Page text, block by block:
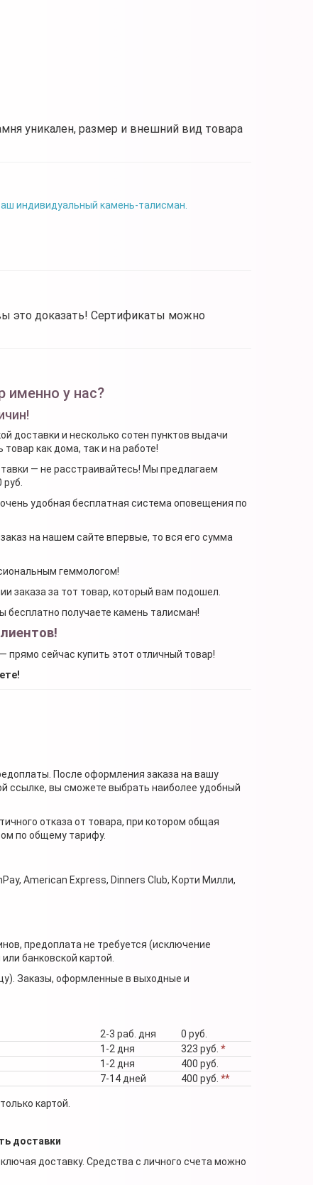
уникален, размер и внешний вид товара
индивидуальный камень-талисман.
это доказать! Сертификаты можно
именно у нас?
доставки и несколько сотен пунктов выдачи
как дома, так и на работе!
— не расстраивайтесь! Мы предлагаем
удобная бесплатная система оповещения по
на нашем сайте впервые, то вся его сумма
геммологом!
заказа за тот товар, который вам подошел.
бесплатно получаете камень талисман!
прямо сейчас купить этот отличный товар!
После оформления заказа на вашу
ссылке, вы сможете выбрать наиболее удобный
отказа от товара, при котором общая
по общему тарифу.
American Express, Dinners Club, Корти Милли,
предоплата не требуется (исключение
банковской картой.
Заказы, оформленные в выходные и
2-3 раб. дня
0 руб.
1-2 дня 323 руб. *
1-2 дня
400 руб.
7-14 дней 400 руб. **
картой.
доставки
доставку. Средства с личного счета можно